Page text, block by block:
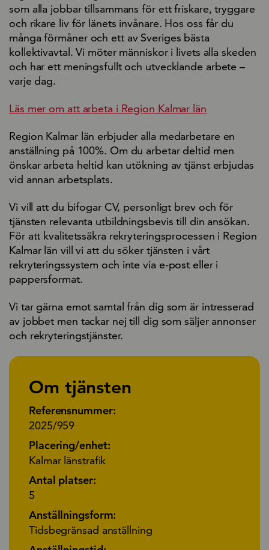
som alla jobbar tillsammans för ett friskare, tryggare
och rikare liv för länets invånare. Hos oss får du
många förmåner och ett av Sveriges bästa
kollektivavtal. Vi möter människor i livets alla skeden
och har ett meningsfullt och utvecklande arbete –
varje dag.
Läs mer om att arbeta i Region Kalmar län
Region Kalmar län erbjuder alla medarbetare en
anställning på 100%. Om du arbetar deltid men
önskar arbeta heltid kan utökning av tjänst erbjudas
vid annan arbetsplats.
Vi vill att du bifogar CV, personligt brev och för
tjänsten relevanta utbildningsbevis till din ansökan.
För att kvalitetssäkra rekryteringsprocessen i Region
Kalmar län vill vi att du söker tjänsten i vårt
rekryteringssystem och inte via e-post eller i
pappersformat.
Vi tar gärna emot samtal från dig som är intresserad
av jobbet men tackar nej till dig som säljer annonser
och rekryteringstjänster.
Om tjänsten
Referensnummer:
2025/959
Placering/enhet:
Kalmar länstrafik
Antal platser:
5
Anställningsform:
Tidsbegränsad anställning